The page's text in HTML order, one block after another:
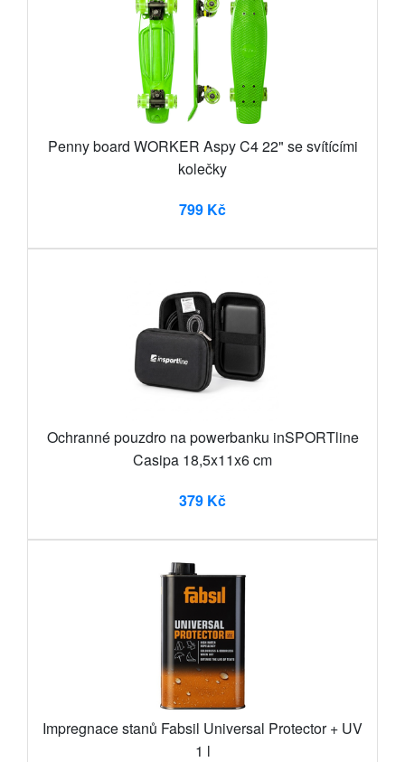
Penny board WORKER Aspy C4 22" se svítícími
kolečky
799 Kč
Ochranné pouzdro na powerbanku inSPORTline
Casipa 18,5x11x6 cm
379 Kč
Impregnace stanů Fabsil Universal Protector + UV
1 l